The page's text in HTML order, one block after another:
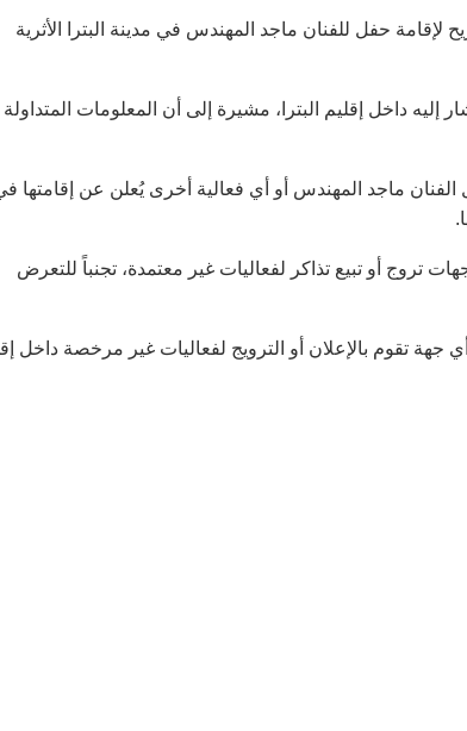
لإقامة حفل للفنان ماجد المهندس في مدينة البترا الأثرية
داخل إقليم البترا، مشيرة إلى أن المعلومات المتداولة
ماجد المهندس أو أي فعالية أخرى يُعلن عن إقامتها
أو تبيع تذاكر لفعاليات غير معتمدة، تجنباً للتعرض
جهة تقوم بالإعلان أو الترويج لفعاليات غير مرخصة داخل